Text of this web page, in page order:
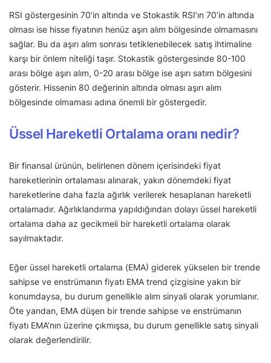
RSI göstergesinin 70’in altında ve Stokastik RSI’ın 70’in altında
olması ise hisse fiyatının henüz aşırı alım bölgesinde olmamasını
sağlar. Bu da aşırı alım sonrası tetiklenebilecek satış ihtimaline
karşı bir önlem niteliği taşır. Stokastik göstergesinde 80-100
arası bölge aşırı alım, 0-20 arası bölge ise aşırı satım bölgesini
gösterir. Hissenin 80 değerinin altında olması aşırı alım
bölgesinde olmaması adına önemli bir göstergedir.
Üssel Hareketli Ortalama oranı nedir?
Bir finansal ürünün, belirlenen dönem içerisindeki fiyat
hareketlerinin ortalaması alınarak, yakın dönemdeki fiyat
hareketlerine daha fazla ağırlık verilerek hesaplanan hareketli
ortalamadır. Ağırlıklandırma yapıldığından dolayı üssel hareketli
ortalama daha az gecikmeli bir hareketli ortalama olarak
sayılmaktadır.
Eğer üssel hareketli ortalama (EMA) giderek yükselen bir trende
sahipse ve enstrümanın fiyatı EMA trend çizgisine yakın bir
konumdaysa, bu durum genellikle alım sinyali olarak yorumlanır.
Öte yandan, EMA düşen bir trende sahipse ve enstrümanın
fiyatı EMA’nın üzerine çıkmışsa, bu durum genellikle satış sinyali
olarak değerlendirilir.